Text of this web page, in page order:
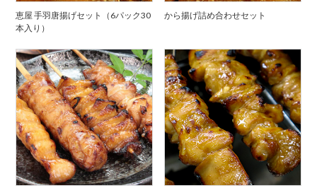
恵屋 手羽唐揚げセット（6パック30
本入り）
から揚げ詰め合わせセット